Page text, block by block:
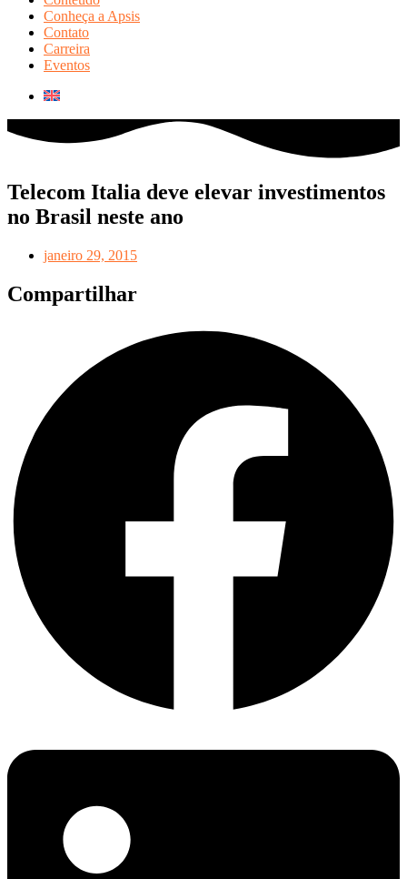
Conheça a Apsis
Contato
Carreira
Eventos
Telecom Italia deve elevar investimentos
no Brasil neste ano
janeiro 29, 2015
Compartilhar